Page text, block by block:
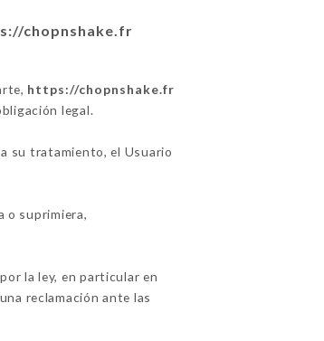
chopnshake.fr
https://chopnshake.fr
legal.
su tratamiento, el Usuario
o suprimiera,
por la ley, en particular en
reclamación ante las